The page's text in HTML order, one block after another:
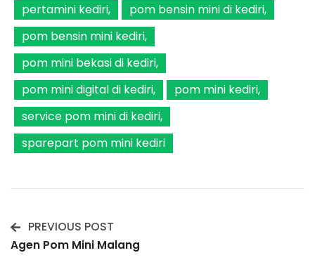
pertamini kediri
pom bensin mini di kediri
pom bensin mini kediri
pom mini bekasi di kediri
pom mini digital di kediri
pom mini kediri
service pom mini di kediri
sparepart pom mini kediri
Post
PREVIOUS POST
Agen Pom Mini Malang